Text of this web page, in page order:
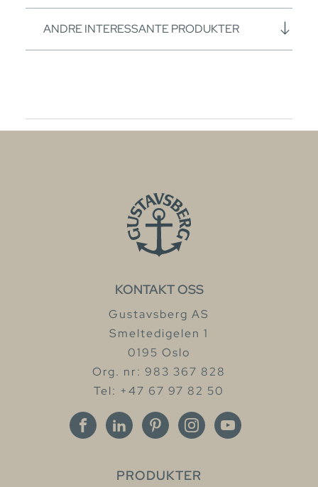
ANDRE INTERESSANTE PRODUKTER
KONTAKT OSS
Gustavsberg AS
Smeltedigelen 1
0195 Oslo
Org. nr: 983 367 828
Tel: +47 67 97 82 50
PRODUKTER